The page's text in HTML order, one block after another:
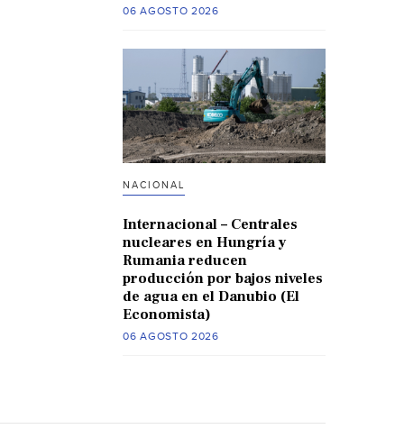
06 AGOSTO 2026
NACIONAL
Internacional – Centrales
nucleares en Hungría y
Rumania reducen
producción por bajos niveles
de agua en el Danubio (El
Economista)
06 AGOSTO 2026